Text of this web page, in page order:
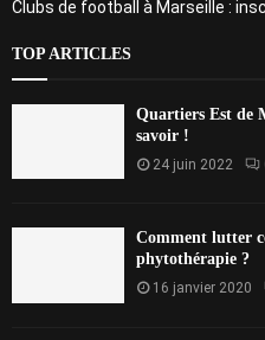
Clubs de football à Marseille :
TOP ARTICLES
Quartiers Est de
savoir !
24 juin 2022
Comment lutter
phytothérapie ?
16 janvier 2020